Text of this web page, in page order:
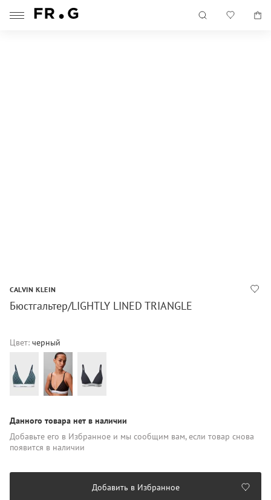
CALVIN KLEIN
Бюстгальтер/LIGHTLY LINED TRIANGLE
Цвет: черный
Данного товара нет в наличии
Добавьте его в Избранное и мы сообщим вам, если товар снова
появится в наличии
Добавить в Избранное